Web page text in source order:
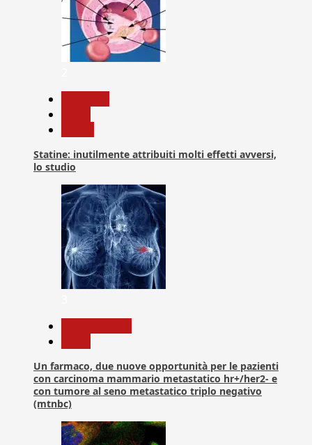
Statine: inutilmente attribuiti molti effetti avversi,
lo studio
Un farmaco, due nuove opportunità per le pazienti
con carcinoma mammario metastatico hr+/her2- e
con tumore al seno metastatico triplo negativo
(mtnbc)